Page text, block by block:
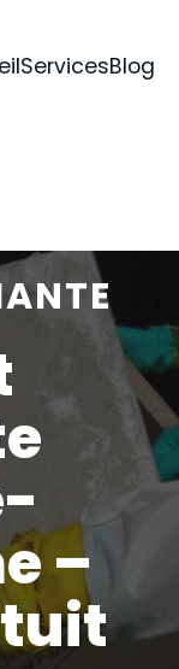
ServicesBlog
–